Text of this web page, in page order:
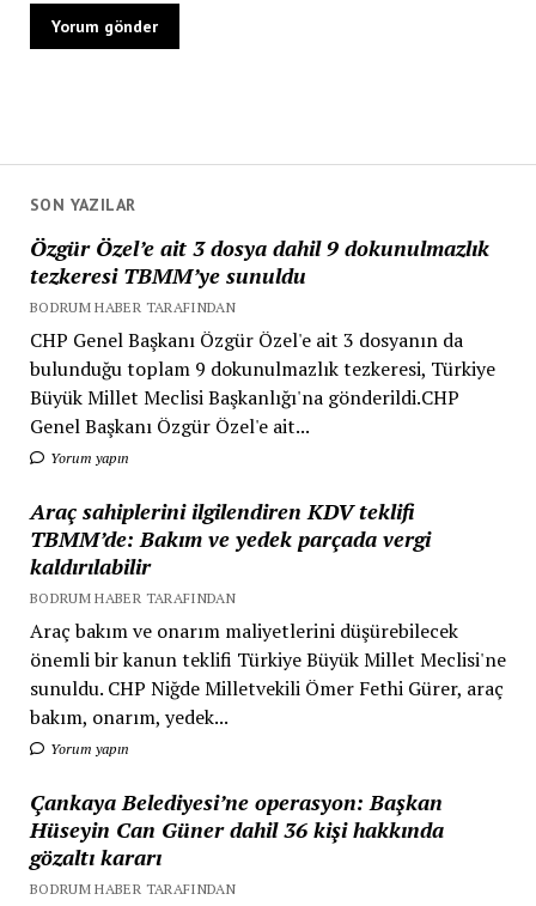
SON YAZILAR
Özgür Özel’e ait 3 dosya dahil 9 dokunulmazlık
tezkeresi TBMM’ye sunuldu
BODRUM HABER TARAFINDAN
CHP Genel Başkanı Özgür Özel'e ait 3 dosyanın da
bulunduğu toplam 9 dokunulmazlık tezkeresi, Türkiye
Büyük Millet Meclisi Başkanlığı'na gönderildi.CHP
Genel Başkanı Özgür Özel'e ait...
Yorum yapın
Araç sahiplerini ilgilendiren KDV teklifi
TBMM’de: Bakım ve yedek parçada vergi
kaldırılabilir
BODRUM HABER TARAFINDAN
Araç bakım ve onarım maliyetlerini düşürebilecek
önemli bir kanun teklifi Türkiye Büyük Millet Meclisi'ne
sunuldu. CHP Niğde Milletvekili Ömer Fethi Gürer, araç
bakım, onarım, yedek...
Yorum yapın
Çankaya Belediyesi’ne operasyon: Başkan
Hüseyin Can Güner dahil 36 kişi hakkında
gözaltı kararı
BODRUM HABER TARAFINDAN